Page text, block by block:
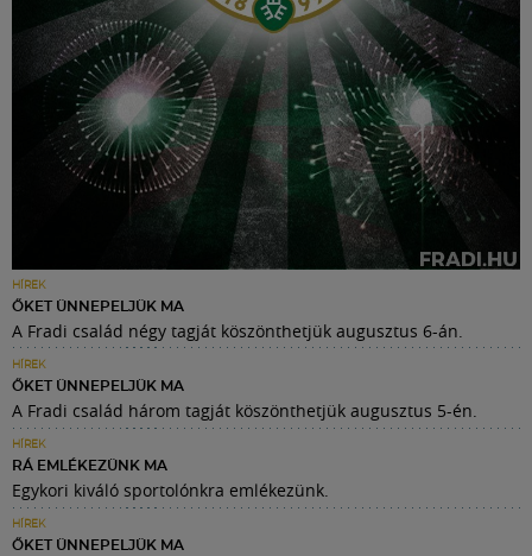
HÍREK
ŐKET ÜNNEPELJÜK MA
A Fradi család négy tagját köszönthetjük augusztus 6-án.
HÍREK
ŐKET ÜNNEPELJÜK MA
A Fradi család három tagját köszönthetjük augusztus 5-én.
HÍREK
RÁ EMLÉKEZÜNK MA
Egykori kiváló sportolónkra emlékezünk.
HÍREK
ŐKET ÜNNEPELJÜK MA